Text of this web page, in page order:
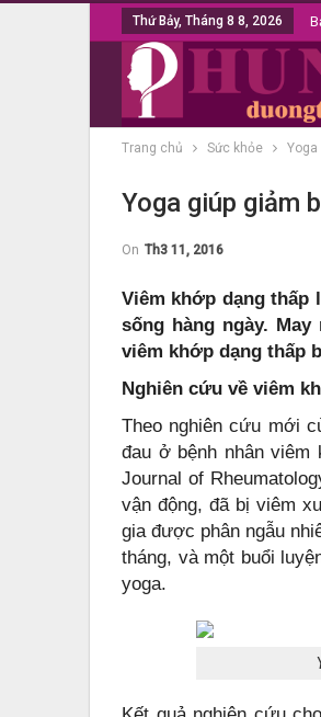
Thứ Bảy, Tháng 8 8, 2026
Trang chủ Sức khỏe
Yoga giúp giảm
On Th3 11, 2016
Viêm khớp dạng thấp
sống hàng ngày.
viêm khớp dạng thấp
Nghiên cứu về viêm
Theo nghiên cứu mới
đau ở bệnh nhân
Journal of
vận động, đã bị viêm
gia được phân ngẫu
tháng, và một buổi
yoga.